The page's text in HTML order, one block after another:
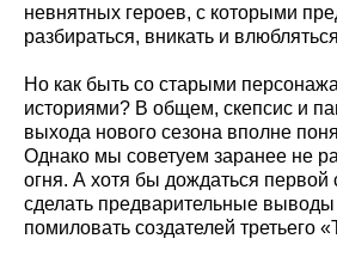
невнятных героев, с которыми
разбираться, вникать и
Но как быть со старыми
историями? В общем, скепсис и
выхода нового сезона вполне
Однако мы советуем заранее не
огня. А хотя бы дождаться первой
сделать предварительные выводы
помиловать создателей третьего